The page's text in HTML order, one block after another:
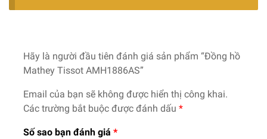
Hãy là người đầu tiên đánh giá sản phẩm “Đồng hồ
Mathey Tissot AMH1886AS”
Email của bạn sẽ không được hiển thị công khai.
Các trường bắt buộc được đánh dấu *
Số sao bạn đánh giá *